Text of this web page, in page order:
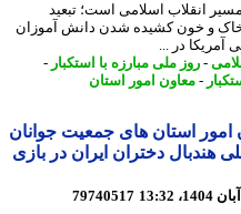
انقلاب اسلامی است؛ تبعید
(ره) در سال 1343، به خاک و خون کشیده شدن دانش آموزان
-روز ملی مبارزه با استکبار-
-معاون امور استان
استان های جمعیت جوانان
دختران ایران در بازی
79740517